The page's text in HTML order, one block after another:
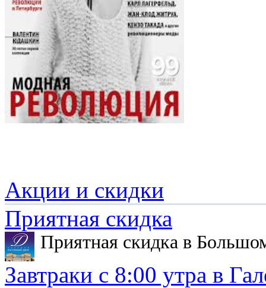
Акции и скидки
Приятная скидка
Приятная скидка в
Завтраки с 8:00 утра в